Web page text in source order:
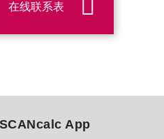
在线联系表
App